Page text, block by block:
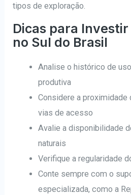
tipos de exploração.
Dicas para
no Sul do Brasil
Analise o histórico de
produtiva
Considere a proximidade
vias de acesso
Avalie a disponibilidade
naturais
Verifique a regularidade
Conte sempre com o
especializada, como a